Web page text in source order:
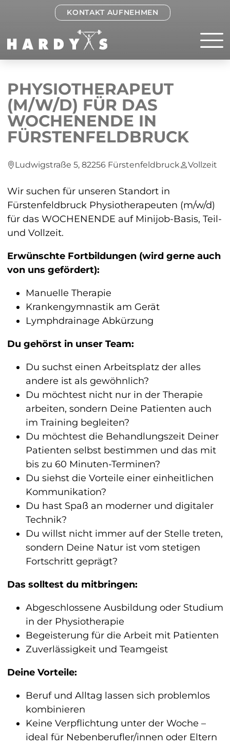
KONTAKT AUFNEHMEN
PHYSIOTHERAPEUT
(M/W/D) FÜR DAS
WOCHENENDE IN
FÜRSTENFELDBRUCK
Ludwigstraße 5, 82256 Fürstenfeldbruck Vollzeit
Wir suchen für unseren Standort in
Fürstenfeldbruck Physiotherapeuten (m/w/d)
für das WOCHENENDE auf Minijob-Basis, Teil-
und Vollzeit.
Erwünschte Fortbildungen (wird gerne auch
von uns gefördert):
Manuelle Therapie
Krankengymnastik am Gerät
Lymphdrainage Abkürzung
Du gehörst in unser Team:
Du suchst einen Arbeitsplatz der alles
andere ist als gewöhnlich?
Du möchtest nicht nur in der Therapie
arbeiten, sondern Deine Patienten auch
im Training begleiten?
Du möchtest die Behandlungszeit Deiner
Patienten selbst bestimmen und das mit
bis zu 60 Minuten-Terminen?
Du siehst die Vorteile einer einheitlichen
Kommunikation?
Du hast Spaß an moderner und digitaler
Technik?
Du willst nicht immer auf der Stelle treten,
sondern Deine Natur ist vom stetigen
Fortschritt geprägt?
Das solltest du mitbringen:
Abgeschlossene Ausbildung oder Studium
in der Physiotherapie
Begeisterung für die Arbeit mit Patienten
Zuverlässigkeit und Teamgeist
Deine Vorteile:
Beruf und Alltag lassen sich problemlos
kombinieren
Keine Verpflichtung unter der Woche –
ideal für Nebenberufler/innen oder Eltern